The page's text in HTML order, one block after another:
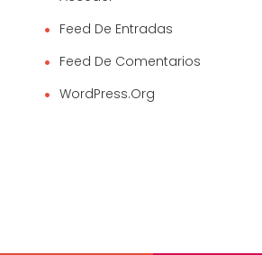
Feed De Entradas
Feed De Comentarios
WordPress.org